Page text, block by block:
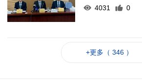
4031
0
+更多（ 346 ）